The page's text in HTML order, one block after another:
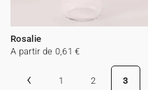
Rosalie
A partir de 0,61 €
‹ 1 2 3